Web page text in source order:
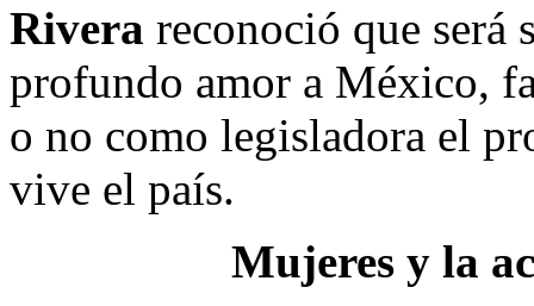
Rivera reconoció que será
profundo amor a México,
o no como legisladora el
vive el país.
Mujeres y la